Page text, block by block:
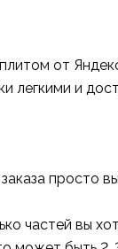
от
легкими и
просто
частей вы